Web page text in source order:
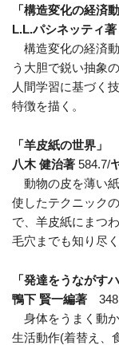
「構造変化の経済動
L.L.パシネッティ
構造変化の経済
う大胆で鋭い抽象
人間学習に基づく
特徴を描く。
「羊皮紙の世界」
八木 健治著 584.7/
動物の皮を薄い
使したテクニック
で、羊皮紙にまつ
毛穴までも知り尽
「発達をうながす
鴨下 賢一編著
身体をうまく動か
生活動作(着替え、